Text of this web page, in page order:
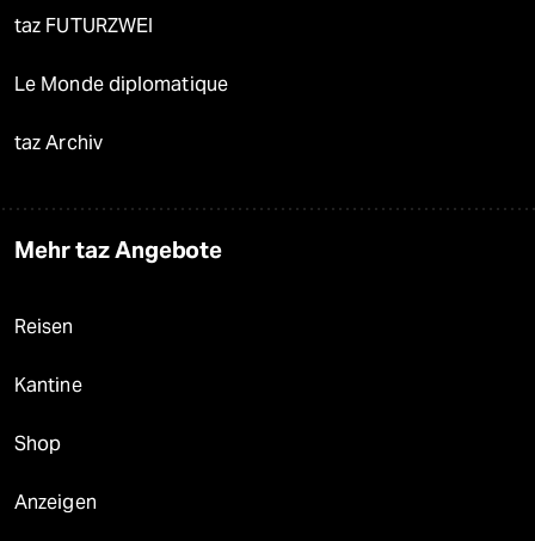
taz FUTURZWEI
Le Monde diplomatique
taz Archiv
Mehr taz Angebote
Reisen
Kantine
Shop
Anzeigen